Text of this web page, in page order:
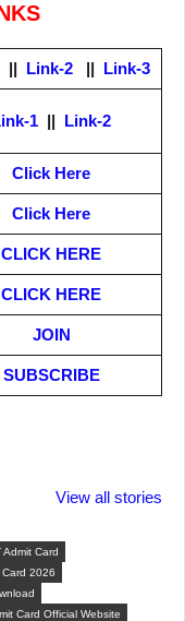
|| Link-2|| Link-3
1 || Link-2
Click Here
Click Here
CLICK HERE
CLICK HERE
JOIN
SUBSCRIBE
View all stories
पिने के फायदे
Admit Card
Card 2026
Card Official Website